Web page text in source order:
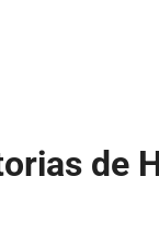
de